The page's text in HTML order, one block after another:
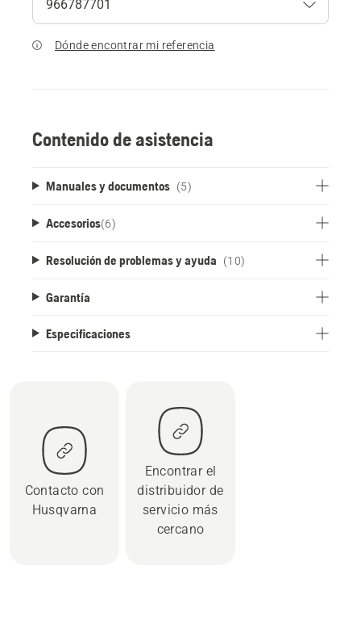
Dónde encontrar mi referencia
Contenido de asistencia
Manuales y documentos (5)
Accesorios(6)
Resolución de problemas y ayuda (10)
Garantía
Especificaciones
Contacto con
Husqvarna
Encontrar el
distribuidor de
servicio más
cercano